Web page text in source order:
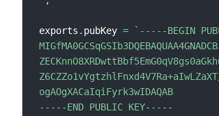
exports . pubKey = ` -----BEGIN
ogAOgXACaIqiFyrk3wIDAQAB